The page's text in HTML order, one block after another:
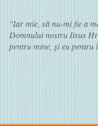
"Iar mie, să nu-mi fie a
Domnului nostru Iisus
pentru mine, şi eu